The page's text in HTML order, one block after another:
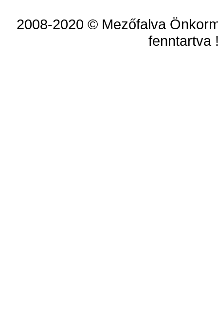
2008-2020 © Mezőfalva
fenntartva